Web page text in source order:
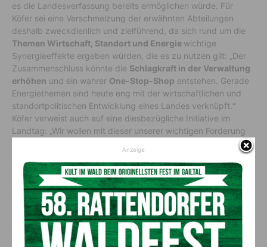
es die Landesverfassung bereits ermöglichen würde. Für
Köfer sei eine Verschmelzung der erwähnten Abteilungen
deshalb zweckdienlich und zielführend, da sich rund um die
Themen Wirtschaft, Standort und Energie wichtige
Synergieeffekte ergeben würden, die es zu nutzen gilt: „Der
Zusammenschluss könnte die Schlagkraft in der Verwaltung
erhöhen und ein wahrer One-Stop-Shop entstehen. Gerade
Energiethemen sind heute eng mit der wirtschaftlichen und
standortpolitischen Entwicklung eines Landes verknüpft.“
Köfer verweist auch auf eine diesbezügliche Initiative im
Landtag: „Wir wollen mit dieser unserer wichtigen Forderung
Nachdruck verleihen. Die Abteilungs-Ehe zwischen 7 und 15
muss ehestmöglich eingeleitet werden und in einem weiteren
Schritt die Reduzierung auf zehn Abteilungen folgen.“
Vorheriger Artikel
Viktor Omelko feiert 90.
Geburtstag: Vier Jahrzehnte
Herz, Mut und unermüdlicher
Nächster Artikel
Internationaler Katzentag am
8. August: Zeit, deiner Katze
mit kleinen Gesten Freude und
Anzeige